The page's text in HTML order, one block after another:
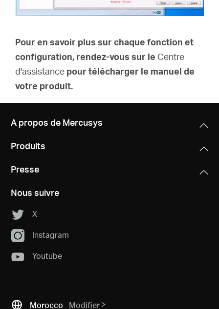
Pour en savoir plus sur chaque fonction et
configuration, rendez-vous sur le Centre
d'assistance pour télécharger le manuel de
votre produit.
A propos de Mercusys
Produits
Presse
Nous suivre
X
Instagram
Youtube
Morocco Modifier